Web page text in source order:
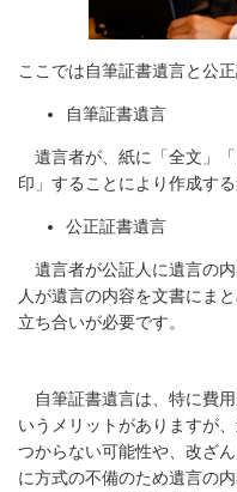
ここでは自筆証書遺言と公
自筆証書遺言
遺言者が、紙に「全文」
印」することにより作成する
公正証書遺言
遺言者が公証人に遺言の
人が遺言の内容を文書にま
立ち合いが必要です。
自筆証書遺言は、特に費
いうメリットがありますが
つからない可能性や、改ざ
に方式の不備のため遺言の